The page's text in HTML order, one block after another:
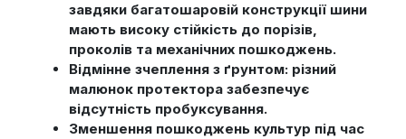
завдяки багатошаровій конструкції шини
мають високу стійкість до порізів,
проколів та механічних пошкоджень.
Відмінне зчеплення з ґрунтом: різний
малюнок протектора забезпечує
відсутність пробуксування.
Зменшення пошкоджень культур під час